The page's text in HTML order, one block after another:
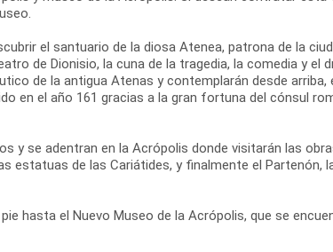
el santuario de la diosa Atenea, patrona de la
de Dionisio, la cuna de la tragedia, la comedia y el
de la antigua Atenas y contemplarán desde arriba,
en el año 161 gracias a la gran fortuna del cónsul
y se adentran en la Acrópolis donde visitarán las
estatuas de las Cariátides, y finalmente el Partenón,
hasta el Nuevo Museo de la Acrópolis, que se